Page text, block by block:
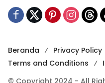
Beranda Privacy Policy
Terms and Conditions
© Copyright 2024 - All